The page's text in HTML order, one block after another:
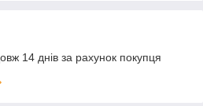
14 днів за рахунок покупця